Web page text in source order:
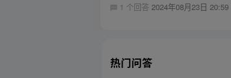
1 个回答2024年08月23日 20:59
热门问答